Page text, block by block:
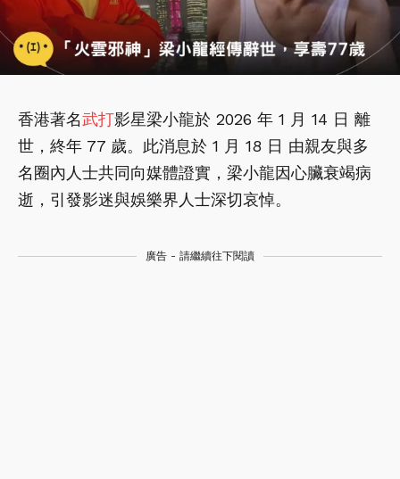
香港著名武打影星梁小龍於 2026 年 1 月 14 日 離
世，終年 77 歲。此消息於 1 月 18 日 由親友與多
名圈內人士共同向媒體證實，梁小龍因心臟衰竭病
逝，引發影迷與娛樂界人士深切哀悼。
廣告 - 請繼續往下閱讀